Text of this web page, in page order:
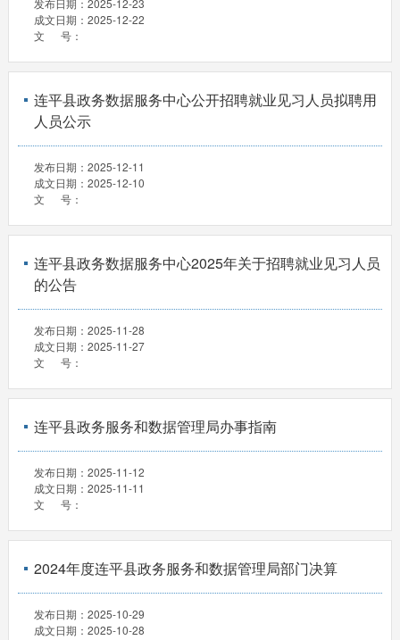
成文日期： 2025-12-22
文 号：
连平县政务数据服务中心公开招聘就业见习人员拟聘用
人员公示
发布日期： 2025-12-11
成文日期： 2025-12-10
文 号：
连平县政务数据服务中心2025年关于招聘就业见习人员
的公告
发布日期： 2025-11-28
成文日期： 2025-11-27
文 号：
连平县政务服务和数据管理局办事指南
发布日期： 2025-11-12
成文日期： 2025-11-11
文 号：
2024年度连平县政务服务和数据管理局部门决算
发布日期： 2025-10-29
成文日期： 2025-10-28